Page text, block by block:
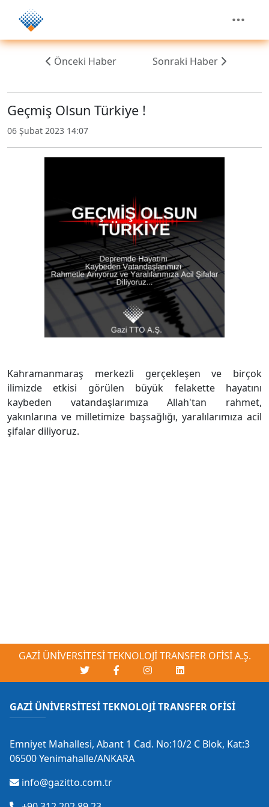
Önceki Haber Sonraki Haber
Geçmiş Olsun Türkiye !
06 Şubat 2023 14:07
Kahramanmaraş merkezli gerçekleşen ve birçok
ilimizde etkisi görülen büyük felakette hayatını
kaybeden vatandaşlarımıza Allah'tan rahmet,
yakınlarına ve milletimize başsağlığı, yaralılarımıza acil
şifalar diliyoruz.
GAZİ ÜNİVERSİTESİ TEKNOLOJİ TRANSFER OFİSİ A.Ş.
GAZİ ÜNİVERSİTESİ TEKNOLOJİ TRANSFER OFİSİ
Emniyet Mahallesi, Abant 1 Cad. No:10/2 C Blok, Kat:3
06500 Yenimahalle/ANKARA
info@gazitto.com.tr